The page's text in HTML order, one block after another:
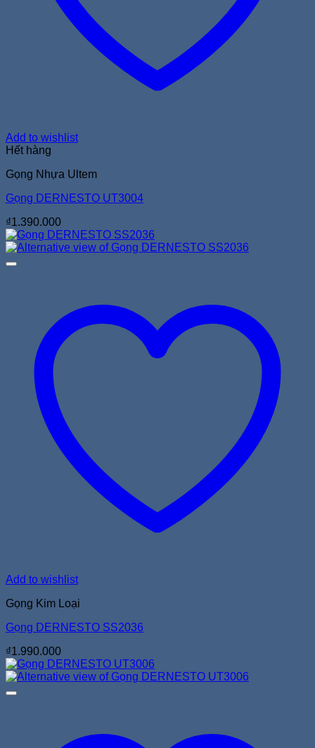
Add to wishlist
Hết hàng
Gọng Nhựa Ultem
Gọng DERNESTO UT3004
₫1.390.000
Add to wishlist
Gọng Kim Loại
Gọng DERNESTO SS2036
₫1.990.000